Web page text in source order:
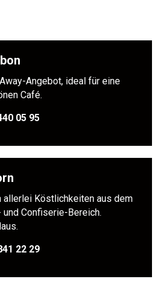
Angebot, ideal für eine
Café.
05 95
allerlei Köstlichkeiten aus dem
Confiserie-Bereich.
22 29